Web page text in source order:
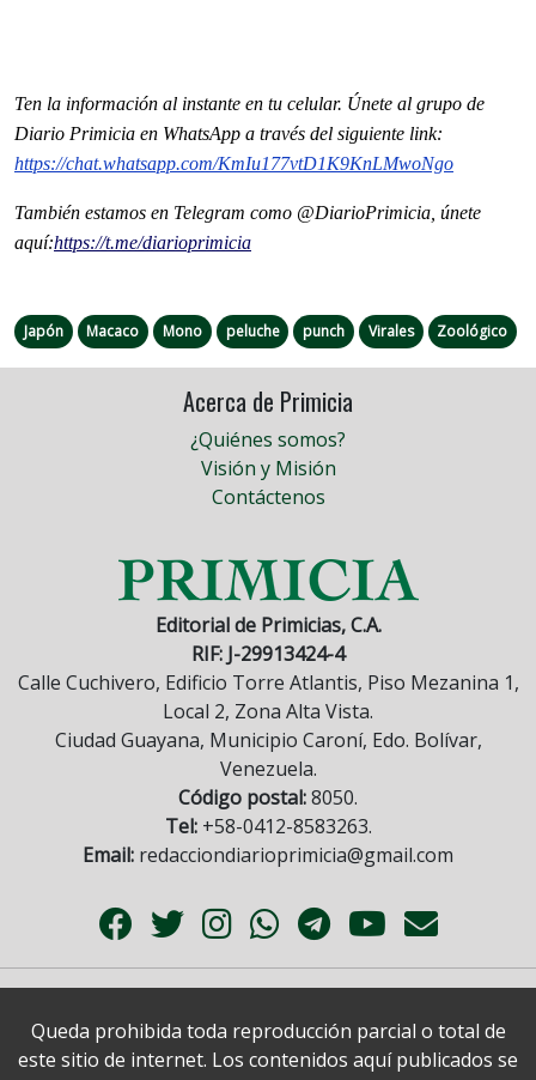
Ten la información al instante en tu celular. Únete al grupo de
Diario Primicia en WhatsApp a través del siguiente link:
https://chat.whatsapp.com/KmIu177vtD1K9KnLMwoNgo
También estamos en Telegram como @DiarioPrimicia, únete
aquí:https://t.me/diarioprimicia
Japón Macaco Mono peluche punch Virales Zoológico
Acerca de Primicia
¿Quiénes somos?
Visión y Misión
Contáctenos
Editorial de Primicias, C.A.
RIF: J-29913424-4
Calle Cuchivero, Edificio Torre Atlantis, Piso Mezanina 1,
Local 2, Zona Alta Vista.
Ciudad Guayana, Municipio Caroní, Edo. Bolívar,
Venezuela.
Código postal:8050.
Tel:+58-0412-8583263.
Email: redacciondiarioprimicia@gmail.com
Queda prohibida toda reproducción parcial o total de
este sitio de internet. Los contenidos aquí publicados se